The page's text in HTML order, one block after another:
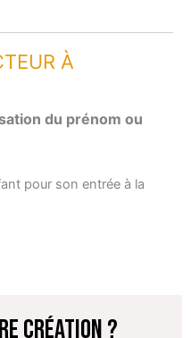
À
du prénom ou
pour son entrée à la
CRÉATION ?